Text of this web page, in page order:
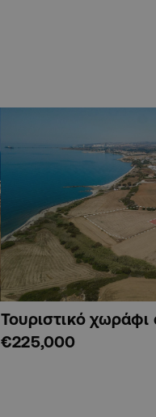
Τουριστικό
€225,000